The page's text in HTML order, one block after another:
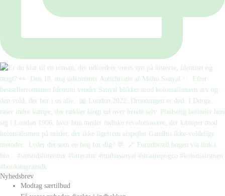
Nyhedsbrev
Modtag særtilbud